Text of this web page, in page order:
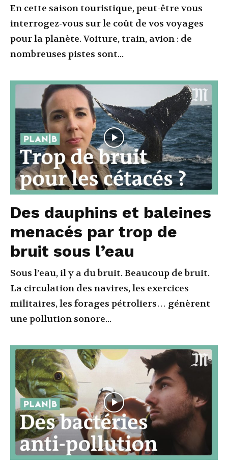
En cette saison touristique, peut-être vous
interrogez-vous sur le coût de vos voyages
pour la planète. Voiture, train, avion : de
nombreuses pistes sont...
Des dauphins et baleines
menacés par trop de
bruit sous l’eau
Sous l’eau, il y a du bruit. Beaucoup de bruit.
La circulation des navires, les exercices
militaires, les forages pétroliers… génèrent
une pollution sonore...